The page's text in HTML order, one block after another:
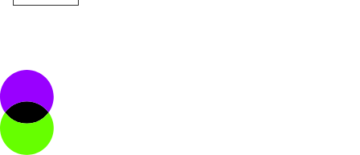
Positionen
Verband
Fotograf*innen